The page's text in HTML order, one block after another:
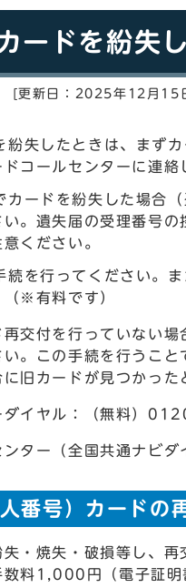
ードを紛失
[更新日：2025年12月15
紛失したときは、まず
コールセンターに連
カードを紛失した場合
。遺失届の受理番号
ください。
続を行ってください。
（※有料です）
交付を行っていない
。この手続を行うこ
旧カードが見つかった
ダイヤル：（無料）
ンター（全国共通ナ
番号）カードの
・焼失・破損等し、
数料1,000円（電子証